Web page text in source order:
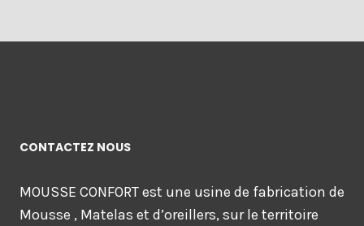
CONTACTEZ NOUS
MOUSSE CONFORT est une usine de fabrication de
Mousse , Matelas et d’oreillers, sur le territoire